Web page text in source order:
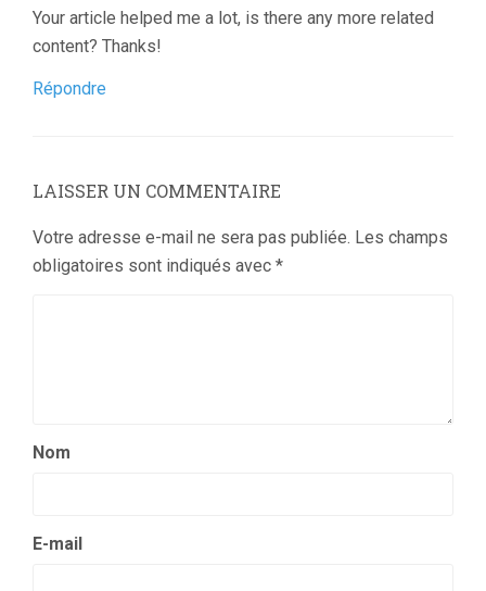
Your article helped me a lot, is there any more related
content? Thanks!
Répondre
LAISSER UN COMMENTAIRE
Votre adresse e-mail ne sera pas publiée. Les champs
obligatoires sont indiqués avec *
Nom
E-mail